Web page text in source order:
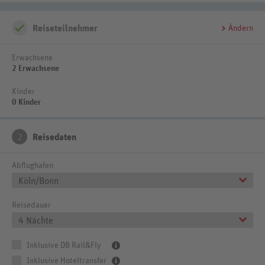
Reiseteilnehmer Ändern
Erwachsene
2 Erwachsene
Kinder
0 Kinder
2 Reisedaten
Abflughafen
Köln/Bonn
Reisedauer
4 Nächte
Inklusive DB Rail&Fly
Inklusive Hoteltransfer